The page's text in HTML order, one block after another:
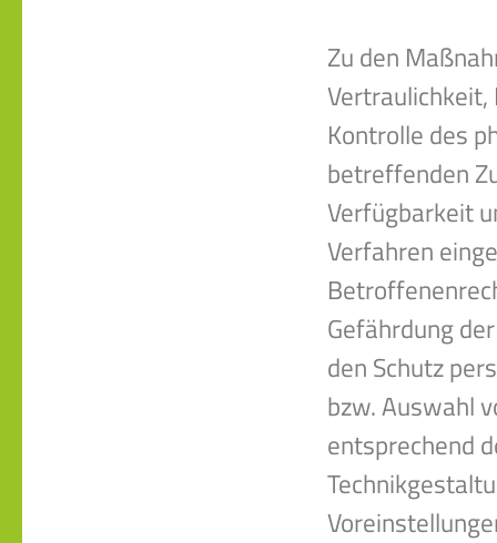
Zu den
Kontrolle des
betreffenden
Verfügbarkeit
Verfahren
Gefährdung
den Schutz
bzw. Auswahl
entsprechend